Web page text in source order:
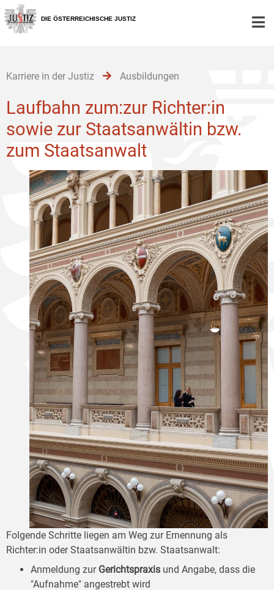
Zur
Hauptnavigation
[1]
Zum
Inhalt
[2]
Zum
Untermenü
[3]
DIE ÖSTERREICHISCHE JUSTIZ
Karriere in der Justiz Ausbildungen
Laufbahn zum:zur Richter:in
sowie zur Staatsanwältin bzw.
zum Staatsanwalt
Folgende Schritte liegen am Weg zur Ernennung als
Richter:in oder Staatsanwältin bzw. Staatsanwalt:
Anmeldung zur Gerichtspraxis und Angabe, dass die
"Aufnahme" angestrebt wird